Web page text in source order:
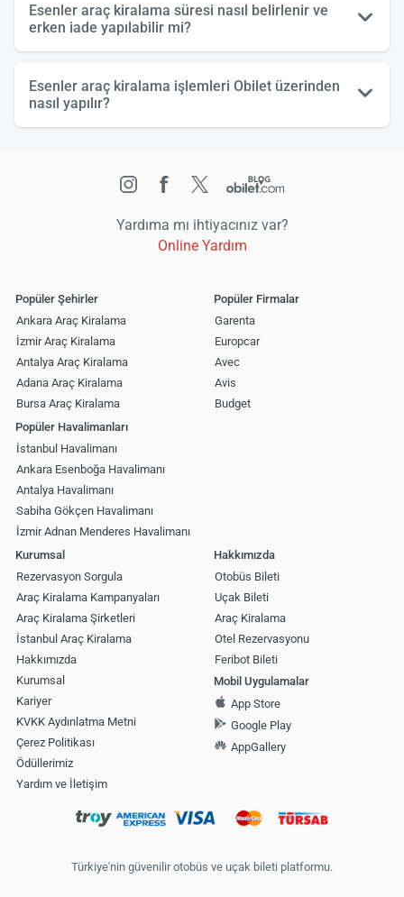
Esenler araç kiralama süresi nasıl belirlenir ve
erken iade yapılabilir mi?
Esenler araç kiralama işlemleri Obilet üzerinden
nasıl yapılır?
Yardıma mı ihtiyacınız var?
Online Yardım
Popüler Şehirler
Ankara Araç Kiralama
İzmir Araç Kiralama
Antalya Araç Kiralama
Adana Araç Kiralama
Bursa Araç Kiralama
Popüler Firmalar
Garenta
Europcar
Avec
Avis
Budget
Popüler Havalimanları
İstanbul Havalimanı
Ankara Esenboğa Havalimanı
Antalya Havalimanı
Sabiha Gökçen Havalimanı
İzmir Adnan Menderes Havalimanı
Kurumsal
Rezervasyon Sorgula
Araç Kiralama Kampanyaları
Araç Kiralama Şirketleri
İstanbul Araç Kiralama
Hakkımızda
Kurumsal
Kariyer
KVKK Aydınlatma Metni
Çerez Politikası
Ödüllerimiz
Yardım ve İletişim
Hakkımızda
Otobüs Bileti
Uçak Bileti
Araç Kiralama
Otel Rezervasyonu
Feribot Bileti
Mobil Uygulamalar
App Store
Google Play
AppGallery
Türkiye'nin güvenilir otobüs ve uçak bileti platformu.